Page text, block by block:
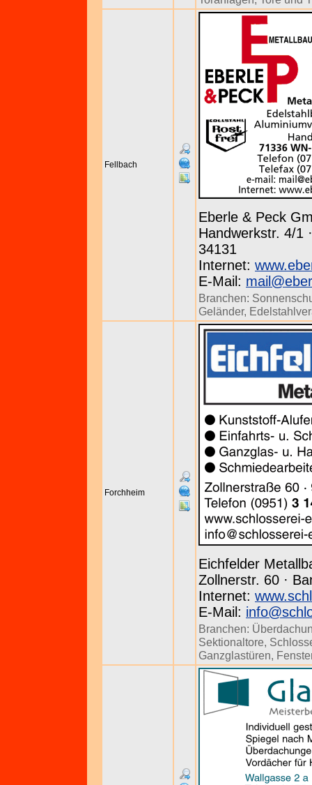
Fellbach
Eberle & Peck
Handwerkstr. 4/1
34131
Internet:
E-Mail:
Branchen:
Geländer,
Forchheim
Eichfelder
Zollnerstr. 60 ·
Internet:
E-Mail:
Branchen:
Sektionaltore,
Ganzglastüren,